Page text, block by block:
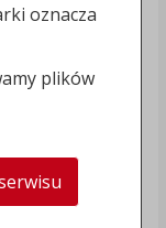
oznacza
plików